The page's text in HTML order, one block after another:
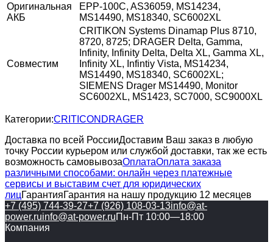
Оригинальная
АКБ
EPP-100C, AS36059, MS14234,
MS14490, MS18340, SC6002XL
Совместим
CRITIKON Systems Dinamap Plus 8710,
8720, 8725; DRAGER Delta, Gamma,
Infinity, Infinity Delta, Delta XL, Gamma XL,
Infinity XL, Infintiy Vista, MS14234,
MS14490, MS18340, SC6002XL;
SIEMENS Drager MS14490, Monitor
SC6002XL, MS1423, SC7000, SC9000XL
Категории:CRITICON DRAGER
Доставка по всей РоссииДоставим Ваш заказ в любую
точку России курьером или службой доставки, так же есть
возможность самовывозаОплатаОплата заказа
различными способами: онлайн через платежные
сервисы и выставим счет для юридических
лицГарантияГарантия на нашу продукцию 12 месяцев
+7 (495) 744-39-27+7 (926) 108-03-13info@at-
power.ruinfo@at-power.ruПн-Пт 10:00—18:00
Компания